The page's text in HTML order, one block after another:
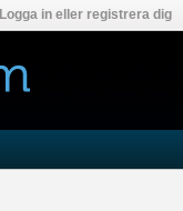
Logga in eller registrera dig